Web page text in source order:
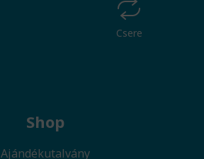
Csere
Shop
Ajándékutalvány